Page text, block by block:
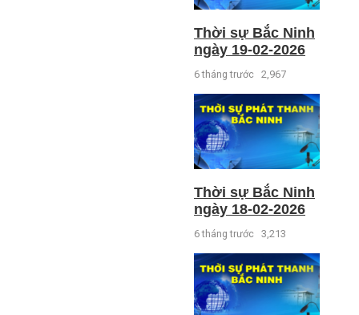
Thời sự Bắc Ninh
ngày 19-02-2026
6 tháng trước 2,967
Thời sự Bắc Ninh
ngày 18-02-2026
6 tháng trước 3,213